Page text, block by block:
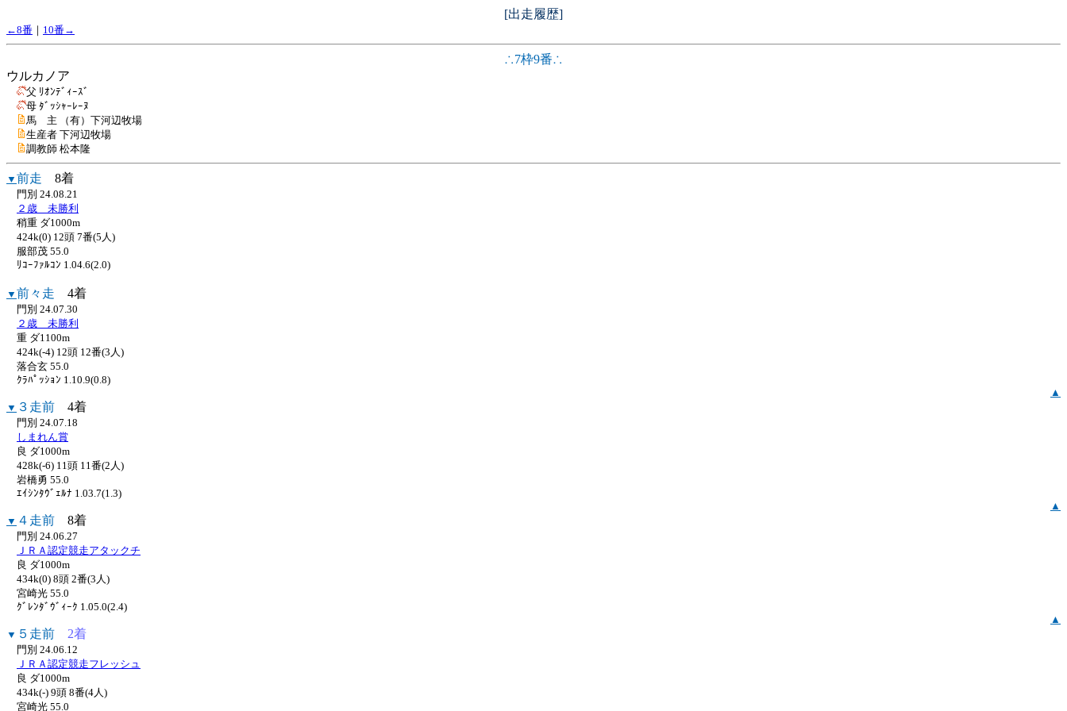
[出走履歴]
←8番 ｜ 10番→
∴7枠9番∴
ウルカノア
父 ﾘｵﾝﾃﾞｨｰｽﾞ
母 ﾀﾞｯｼｬｰﾚｰﾇ
馬 主 （有）下河辺牧場
生産者 下河辺牧場
調教師 松本隆
▼ 前走 8着
門別 24.08.21
２歳 未勝利
稍重 ダ1000m
424k(0) 12頭 7番(5人)
服部茂 55.0
ﾘｺｰﾌｧﾙｺﾝ 1.04.6(2.0)
▼ 前々走 4着
門別 24.07.30
２歳 未勝利
重 ダ1100m
424k(-4) 12頭 12番(3人)
落合玄 55.0
ｸﾗﾊﾟｯｼｮﾝ 1.10.9(0.8)
▲
▼ ３走前 4着
門別 24.07.18
しまれん賞
良 ダ1000m
428k(-6) 11頭 11番(2人)
岩橋勇 55.0
ｴｲｼﾝﾀｳﾞｪﾙﾅ 1.03.7(1.3)
▲
▼ ４走前 8着
門別 24.06.27
ＪＲＡ認定競走アタックチ
良 ダ1000m
434k(0) 8頭 2番(3人)
宮崎光 55.0
ｸﾞﾚﾝﾀﾞｳﾞｨｰｸ 1.05.0(2.4)
▲
▼ ５走前 2着
門別 24.06.12
ＪＲＡ認定競走フレッシュ
良 ダ1000m
434k(-) 9頭 8番(4人)
宮崎光 55.0